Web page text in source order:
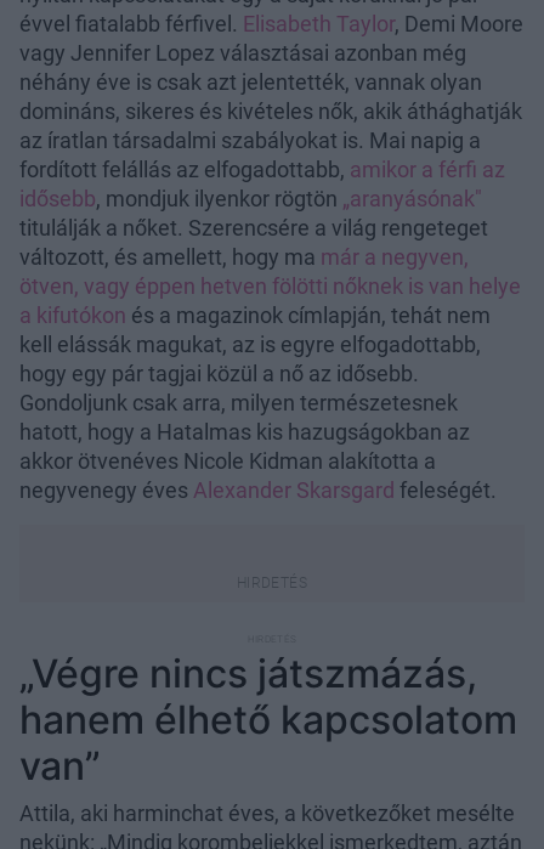
évvel fiatalabb férfivel. Elisabeth Taylor, Demi Moore
vagy Jennifer Lopez választásai azonban még
néhány éve is csak azt jelentették, vannak olyan
domináns, sikeres és kivételes nők, akik áthághatják
az íratlan társadalmi szabályokat is. Mai napig a
fordított felállás az elfogadottabb, amikor a férfi az
idősebb, mondjuk ilyenkor rögtön „aranyásónak"
titulálják a nőket. Szerencsére a világ rengeteget
változott, és amellett, hogy ma már a negyven,
ötven, vagy éppen hetven fölötti nőknek is van helye
a kifutókon és a magazinok címlapján, tehát nem
kell elássák magukat, az is egyre elfogadottabb,
hogy egy pár tagjai közül a nő az idősebb.
Gondoljunk csak arra, milyen természetesnek
hatott, hogy a Hatalmas kis hazugságokban az
akkor ötvenéves Nicole Kidman alakította a
negyvenegy éves Alexander Skarsgard feleségét.
„Végre nincs játszmázás,
hanem élhető kapcsolatom
van”
Attila, aki harminchat éves, a következőket mesélte
nekünk: „Mindig korombeliekkel ismerkedtem, aztán